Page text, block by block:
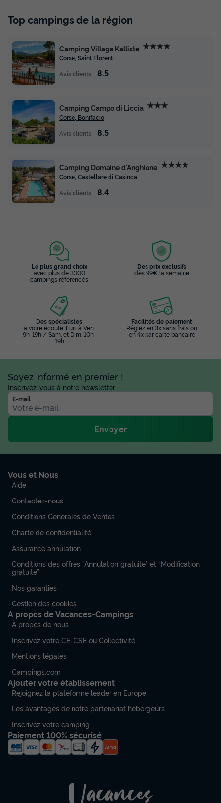
Top campings de la région
Camping Village Kalliste ★★★★
Corse, Saint Florent
Avis clients
8.5
Camping Campo di Liccia ★★★
Corse, Bonifacio
Avis clients
8.5
Camping Domaine d'Anghione ★★★★
Corse, Castellare di Casinca
Avis clients
8.4
Le plus grand choix
avec plus de 3000
campings référencés
Des prix exclusifs
dès 99€ la semaine
Des spécialistes
à votre écoute: Lun. à Ven.
9h-19h / Sam. et Dim. 10h-
19h
Facilités de paiement
Réglez en 3x sans frais ou
en 4x par carte bancaire
Soyez informé en premier !
Inscrivez-vous à notre newsletter
E-mail
Envoyer
Vous et Nous
Aide
Contactez-nous
Conditions Générales de Ventes
Charte de confidentialité
Assurance annulation
Conditions des offres “Annulation gratuite” et “Modification
gratuite”
Nos garanties
Gestion des cookies
A propos de Vacances-Campings
À propos de nous
Inscrivez votre CE, CSE ou Collectivité
Mentions légales
Campings.com
Ajouter votre établissement
Rejoignez la plateforme leader en Europe
Les avantages de notre partenariat hébergeurs
Inscrivez votre camping
Paiement 100% sécurisé